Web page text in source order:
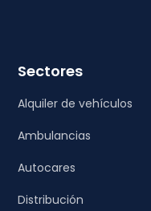
Sectores
Alquiler de vehículos
Ambulancias
Autocares
Distribución